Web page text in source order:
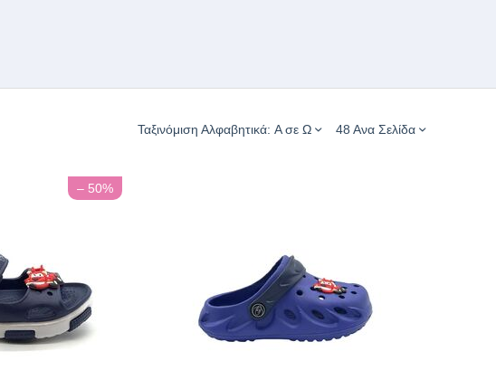
Ταξινόμιση Αλφαβητικά: A σε Ω 48 Ανα Σελίδα
– 50%